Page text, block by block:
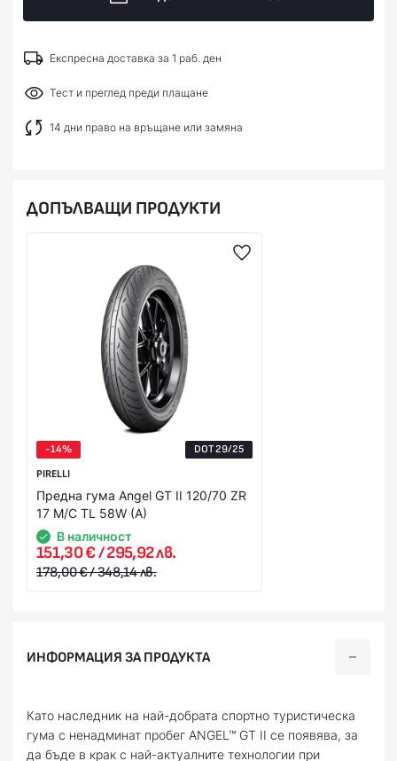
Експресна доставка за 1 раб. ден
Тест и преглед преди плащане
14 дни право на връщане или замяна
ДОПЪЛВАЩИ ПРОДУКТИ
-14%
DOT 29/25
PIRELLI
Предна гума Angel GT II 120/70 ZR
17 M/C TL 58W (A)
В наличност
151,30 € / 295,92 лв.
178,00 € / 348,14 лв.
ИНФОРМАЦИЯ ЗА ПРОДУКТА
Като наследник на най-добрата спортно туристическа
гума с ненадминат пробег ANGEL™ GT II се появява, за
да бъде в крак с най-актуалните технологии при